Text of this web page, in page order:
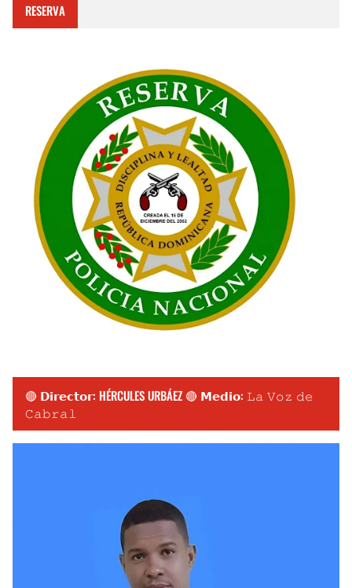
RESERVA
🔴 𝗗𝗶𝗿𝗲𝗰𝘁𝗼𝗿: HÉRCULES URBÁEZ 🔴 𝗠𝗲𝗱𝗶𝗼: 𝙻𝚊 𝚅𝚘𝚣 𝚍𝚎
𝙲𝚊𝚋𝚛𝚊𝚕